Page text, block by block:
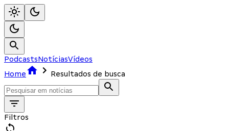
PodcastsNotíciasVídeos
Home
Resultados de busca
Filtros